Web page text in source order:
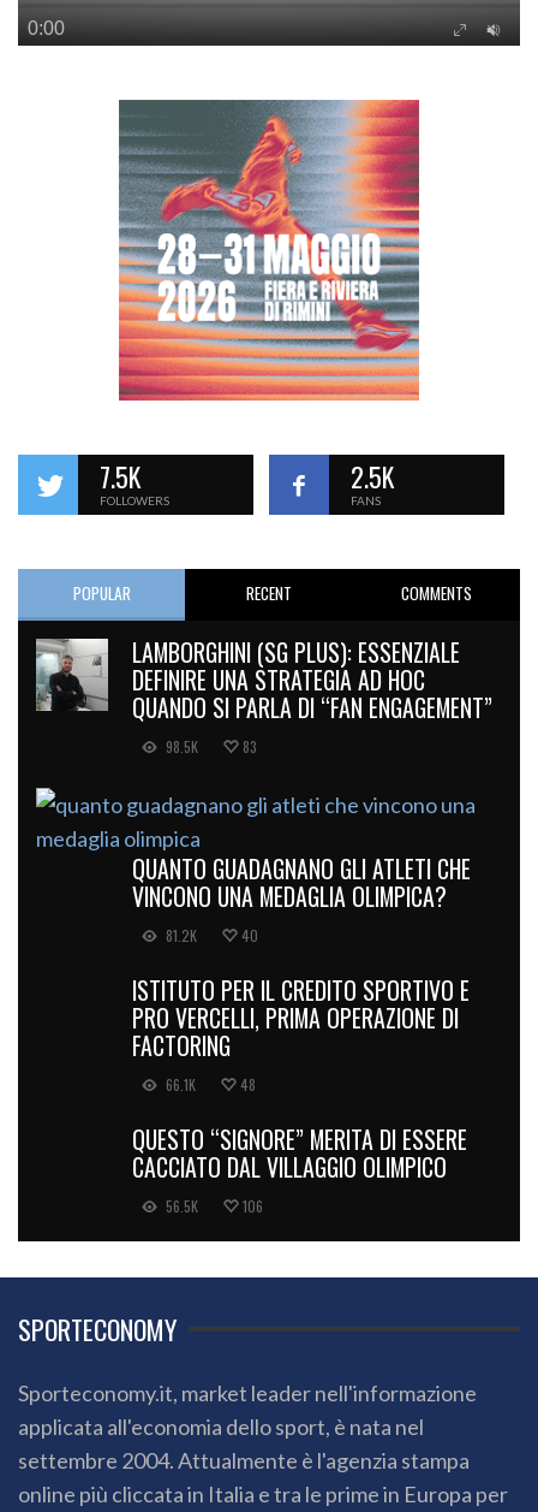
7.5K
FOLLOWERS
2.5K
FANS
POPULAR RECENT COMMENTS
LAMBORGHINI (SG PLUS): ESSENZIALE
DEFINIRE UNA STRATEGIA AD HOC
QUANDO SI PARLA DI “FAN ENGAGEMENT”
98.5K 83
QUANTO GUADAGNANO GLI ATLETI CHE
VINCONO UNA MEDAGLIA OLIMPICA?
81.2K 40
ISTITUTO PER IL CREDITO SPORTIVO E
PRO VERCELLI, PRIMA OPERAZIONE DI
FACTORING
66.1K 48
QUESTO “SIGNORE” MERITA DI ESSERE
CACCIATO DAL VILLAGGIO OLIMPICO
56.5K 106
SPORTECONOMY
Sporteconomy.it, market leader nell'informazione
applicata all'economia dello sport, è nata nel
settembre 2004. Attualmente è l'agenzia stampa
online più cliccata in Italia e tra le prime in Europa per